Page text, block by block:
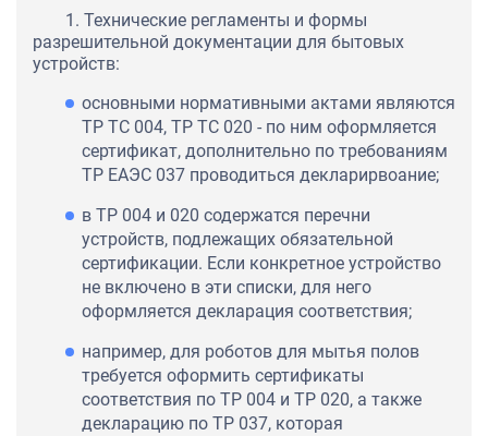
1. Технические регламенты и формы
разрешительной документации для бытовых
устройств:
основными нормативными актами являются
ТР ТС 004, ТР ТС 020 - по ним оформляется
сертификат, дополнительно по требованиям
ТР ЕАЭС 037 проводиться декларирвоание;
в ТР 004 и 020 содержатся перечни
устройств, подлежащих обязательной
сертификации. Если конкретное устройство
не включено в эти списки, для него
оформляется декларация соответствия;
например, для роботов для мытья полов
требуется оформить сертификаты
соответствия по ТР 004 и ТР 020, а также
декларацию по ТР 037, которая